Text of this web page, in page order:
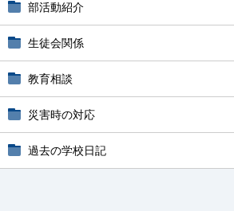
部活動紹介
生徒会関係
教育相談
災害時の対応
過去の学校日記